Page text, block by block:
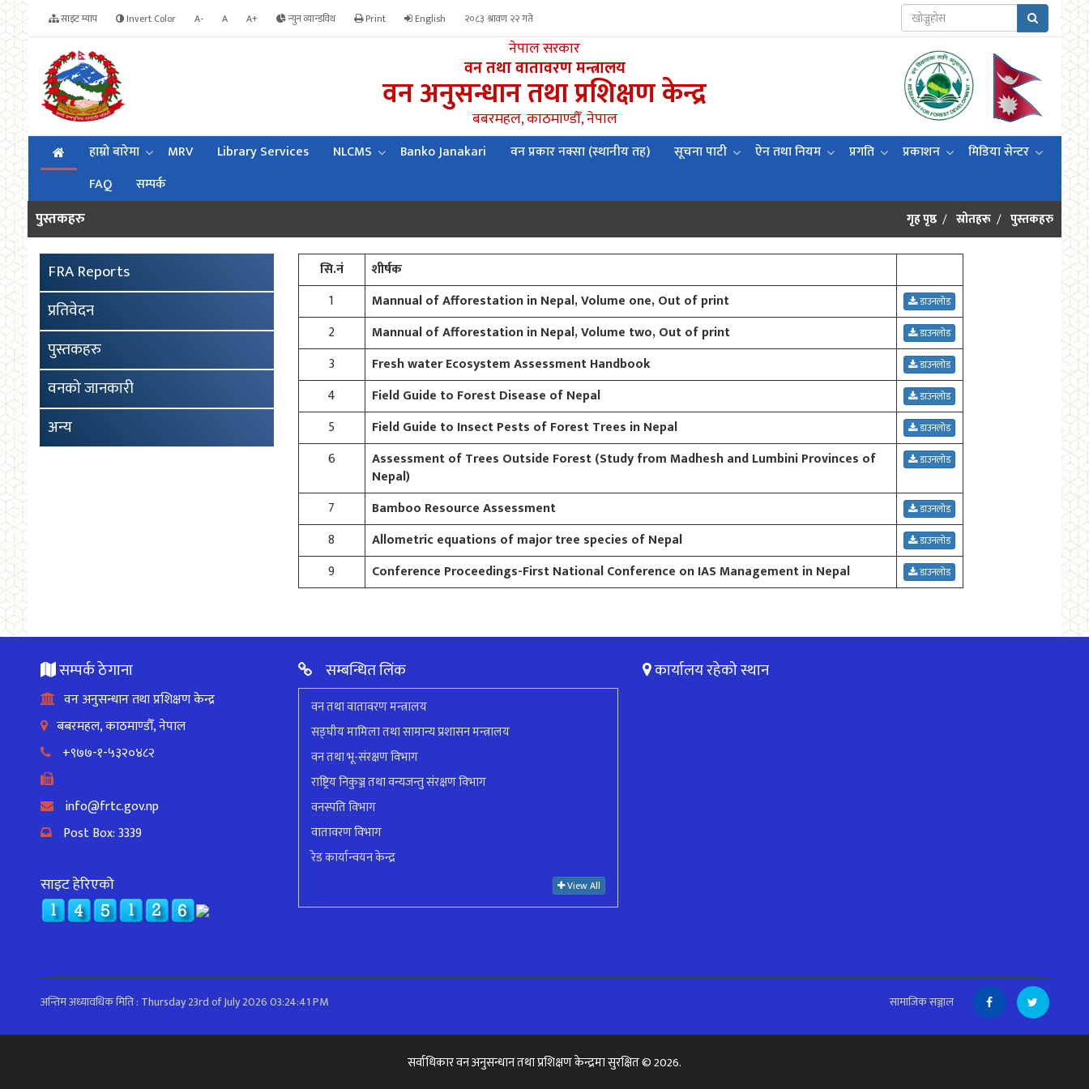
साइट म्याप Invert Color A- A A+ न्युन व्यान्डविथ Print English २०८३ श्रावण २२ गते
नेपाल सरकार
वन तथा वातावरण मन्त्रालय
वन अनुसन्धान तथा प्रशिक्षण केन्द्र
बबरमहल, काठमाण्डौँ, नेपाल
हाम्रो बारेमा MRV Library Services NLCMS Banko Janakari वन प्रकार नक्सा (स्थानीय तह) सूचना पाटी ऐन तथा नियम प्रगति प्रकाशन
मिडिया सेन्टर
FAQ
सम्पर्क
पुस्तकहरु गृह पृष्ठ स्रोतहरू पुस्तकहरु
FRA Reports
प्रतिवेदन
पुस्तकहरु
वनको जानकारी
अन्य
सि.नं
शीर्षक
1
Mannual of Afforestation in Nepal, Volume one, Out of print डाउनलोड
2 Mannual of Afforestation in Nepal, Volume two, Out of print डाउनलोड
3 Fresh water Ecosystem Assessment Handbook डाउनलोड
4 Field Guide to Forest Disease of Nepal डाउनलोड
5 Field Guide to Insect Pests of Forest Trees in Nepal डाउनलोड
6
Assessment of Trees Outside Forest (Study from Madhesh and Lumbini Provinces of
Nepal)
डाउनलोड
7 Bamboo Resource Assessment डाउनलोड
8 Allometric equations of major tree species of Nepal डाउनलोड
9 Conference Proceedings-First National Conference on IAS Management in Nepal डाउनलोड
सम्पर्क ठेगाना
वन अनुसन्धान तथा प्रशिक्षण केन्द्र
बबरमहल, काठमाण्डौँ, नेपाल
+९७७-१-५३२०४८२
info@frtc.gov.np
Post Box: 3339
साइट हेरिएको
सम्बन्धित लिंक
वन तथा वातावरण मन्त्रालय
सङ्घीय मामिला तथा सामान्य प्रशासन मन्त्रालय
वन तथा भू-संरक्षण विभाग
राष्ट्रिय निकुञ्ज तथा वन्यजन्तु संरक्षण विभाग
वनस्पति विभाग
वातावरण विभाग
रेड कार्यान्वयन केन्द्र
View All
कार्यालय रहेको स्थान
अन्तिम अध्यावधिक मिति : Thursday 23rd of July 2026 03:24:41 PM सामाजिक सञ्जाल
सर्वाधिकारवन अनुसन्धान तथा प्रशिक्षण केन्द्रमा सुरक्षित © 2026.